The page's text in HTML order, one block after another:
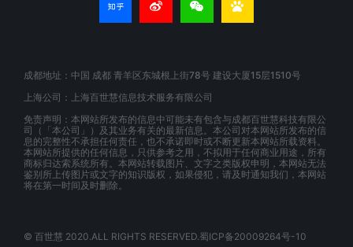
成都地址：中国 成都 青羊区东城根上街78号 建设大厦15层1510号
上海公司：上海百世慧信息技术服务有限公司
免责声明：本网站所发布的信息中可能未有包含与成都百世慧科技有限公
司（「本公司」）及其业务有关的最新信息。本公司对本网站所发布的信
息的完整性不承担任何责任，也不承诺即时或不断更新本网站所载资料。
本网站所提供的任何信息，只供参考之用，不拟用于任何商业用途，所有
商标归达索系统所有。本网站转载图片、文字之类版权申明，本网站无法
鉴别所上传图片或文字的知识版权，如果侵犯，请及时通知我们，本网站
将在第一时间及时删除。
© 百世慧 2020.ALL RIGHTS RESERVED.蜀ICP备20009264号-10